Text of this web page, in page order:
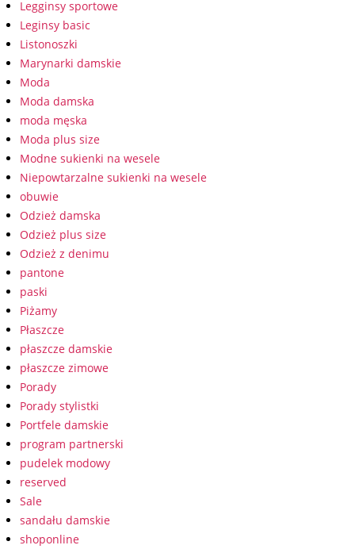
Legginsy sportowe
Leginsy basic
Listonoszki
Marynarki damskie
Moda
Moda damska
moda męska
Moda plus size
Modne sukienki na wesele
Niepowtarzalne sukienki na wesele
obuwie
Odzież damska
Odzież plus size
Odzież z denimu
pantone
paski
Piżamy
Płaszcze
płaszcze damskie
płaszcze zimowe
Porady
Porady stylistki
Portfele damskie
program partnerski
pudelek modowy
reserved
Sale
sandału damskie
shoponline